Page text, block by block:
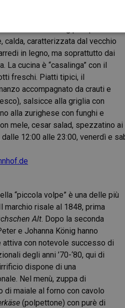
“alla Vecchia Stazione” è
Gulasch” per la
Klaus Unterwainig per questo
calda, caratterizzata dal vecchio
in legno, ma soprattutto dai
La cucina è “casalinga” con il
freschi. Piatti tipici, il
accompagnato da crauti e
salsicce alla griglia con
alla zurighese con funghi e
mele, cesar salad, spezzatino
dalle 12:00 alle 23:00, venerdì e
“piccola volpe” è una delle più
marchio risale al 1848, prima
Alt. Dopo la seconda
e Johanna König hanno
attiva con notevole successo di
degli anni ’70-‘80, qui di
dispone di una
Nel menù, zuppa di
di maiale al forno con cavolo
(polpettone) con purè di